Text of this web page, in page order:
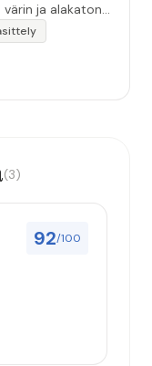
ja alakaton
että siinä
huomiota.
(3)
92/100